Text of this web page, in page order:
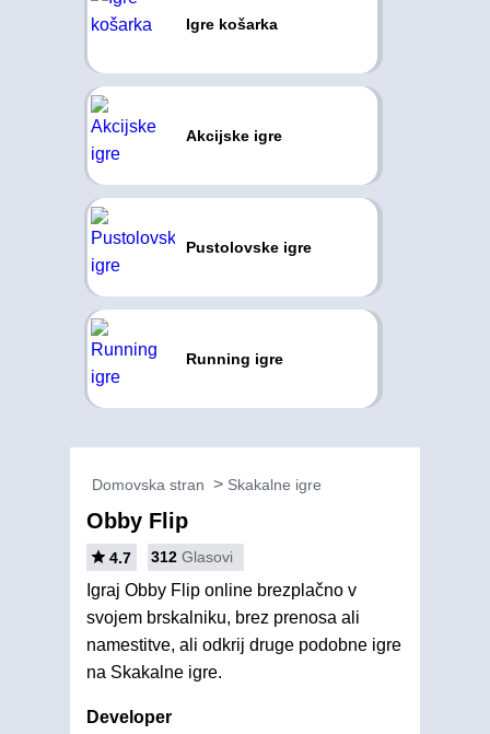
Igre košarka
Akcijske igre
Pustolovske igre
Running igre
Domovska stran Skakalne igre
Obby Flip
4.7 312 Glasovi
Igraj Obby Flip online brezplačno v
svojem brskalniku, brez prenosa ali
namestitve, ali odkrij druge podobne igre
na Skakalne igre.
Developer